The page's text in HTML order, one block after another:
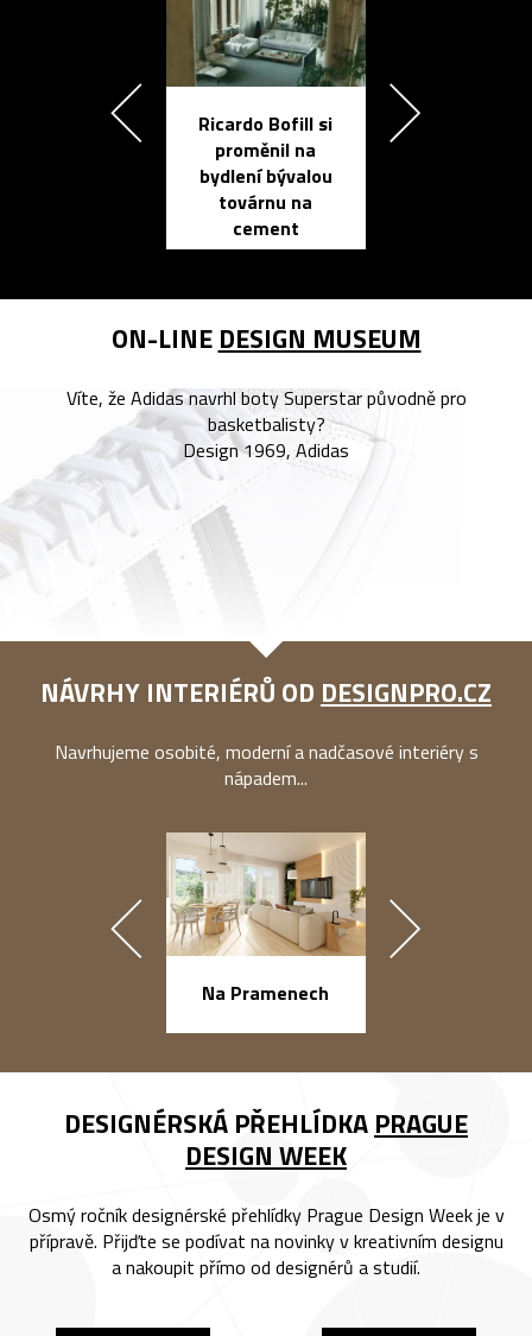
Ricardo Bofill si
proměnil na
bydlení bývalou
továrnu na
cement
ON-LINE DESIGN MUSEUM
Víte, že Adidas navrhl boty Superstar původně pro
basketbalisty?
Design 1969, Adidas
NÁVRHY INTERIÉRŮ OD DESIGNPRO.CZ
Navrhujeme osobité, moderní a nadčasové interiéry s
nápadem...
Na Pramenech
DESIGNÉRSKÁ PŘEHLÍDKA PRAGUE
DESIGN WEEK
Osmý ročník designérské přehlídky Prague Design Week je v
přípravě. Přijďte se podívat na novinky v kreativním designu
a nakoupit přímo od designérů a studií.